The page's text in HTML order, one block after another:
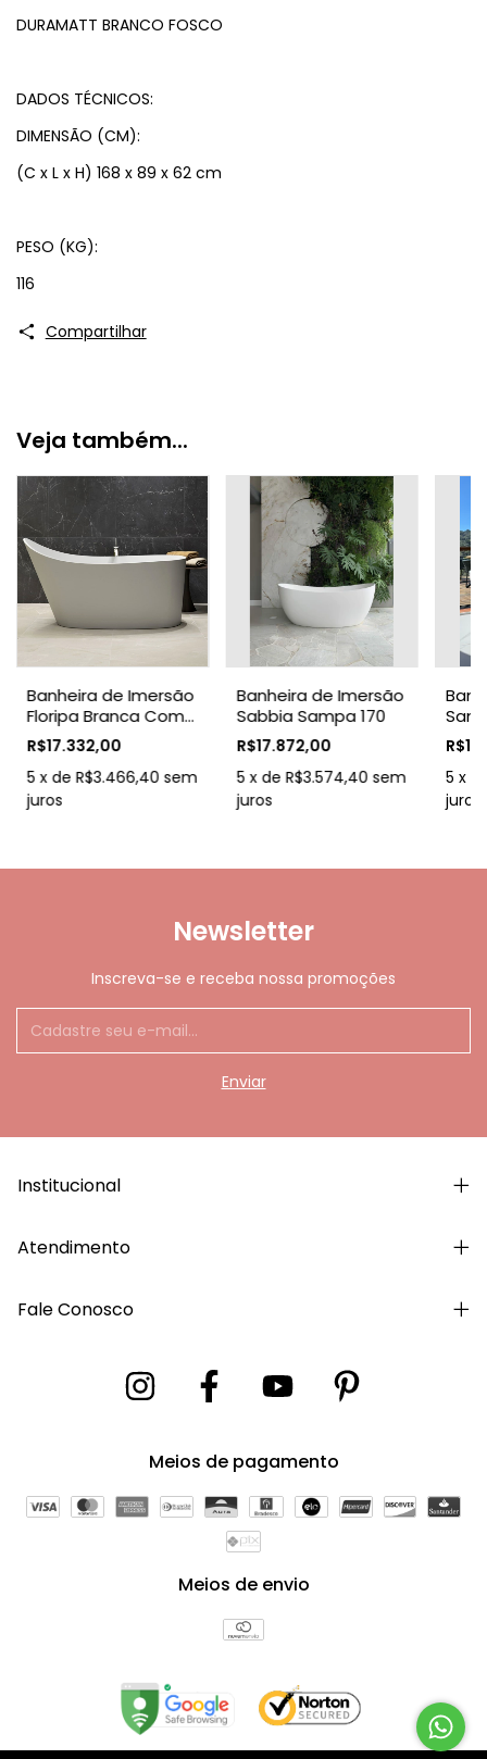
DURAMATT BRANCO FOSCO
DADOS TÉCNICOS:
DIMENSÃO (CM):
(C x L x H) 168 x 89 x 62 cm
PESO (KG):
116
Compartilhar
Veja também...
Banheira de Imersão
Floripa Branca Com
Válvula Click
Cromada Sabbia
R$17.332,00
5 x de R$3.466,40 sem
juros
Banheira de Imersão
Sabbia Sampa 170
R$17.872,00
5 x de R$3.574,40 sem
juros
5 x
juros
Newsletter
Inscreva-se e receba nossa promoções
Institucional
Atendimento
Fale Conosco
Meios de pagamento
Meios de envio